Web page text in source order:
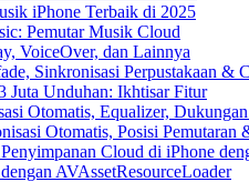
iPhone Terbaik di 2025
Pemutar Musik Cloud
VoiceOver, dan Lainnya
Sinkronisasi Perpustakaan &
Juta Unduhan: Ikhtisar Fitur
Otomatis, Equalizer,
Otomatis, Posisi Pemutaran
Cloud di iPhone
AVAssetResourceLoader